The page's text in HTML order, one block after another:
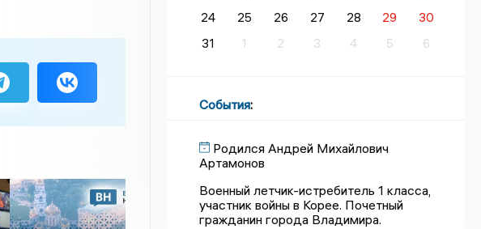
24
25 26 27 28 29
30
31
1 2 3 4 5 6
События:
Родился Андрей Михайлович
Артамонов
Военный летчик-истребитель 1 класса,
участник войны в Корее. Почетный
гражданин города Владимира.